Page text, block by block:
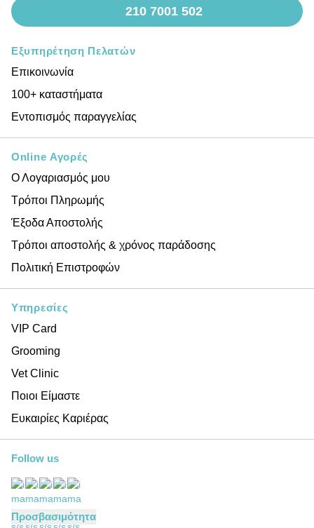
210 7001 502
Εξυπηρέτηση Πελατών
Επικοινωνία
100+ καταστήματα
Εντοπισμός παραγγελίας
Online Αγορές
Ο Λογαριασμός μου
Τρόποι Πληρωμής
Έξοδα Αποστολής
Τρόποι αποστολής & χρόνος παράδοσης
Πολιτική Επιστροφών
Υπηρεσίες
VIP Card
Grooming
Vet Clinic
Ποιοι Είμαστε
Ευκαιρίες Καριέρας
Follow us
Προσβασιμότητα